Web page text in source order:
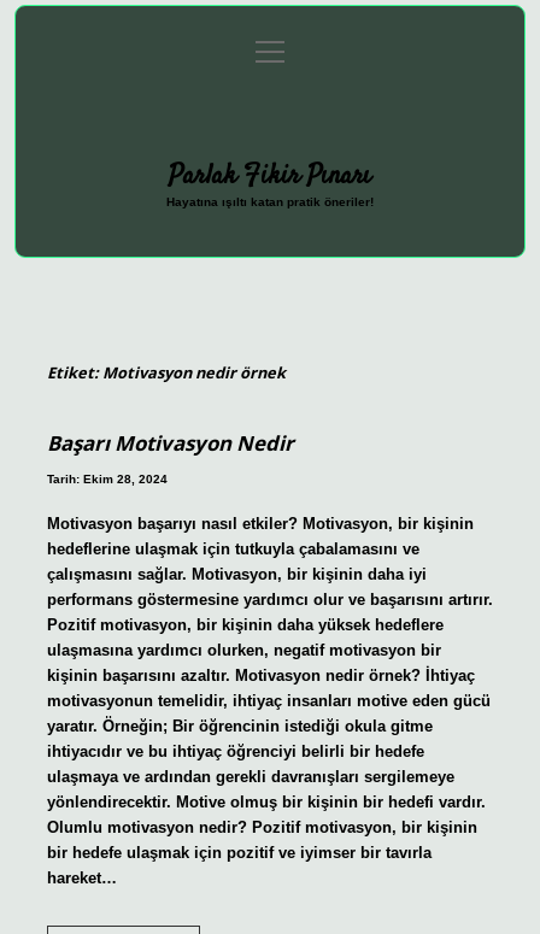
Gizlilik Politikası
menüyü
aç
Parlak Fikir Pınarı
Hayatına ışıltı katan pratik öneriler!
Etiket:Motivasyon nedir örnek
Başarı Motivasyon Nedir
Tarih: Ekim 28, 2024
Motivasyon başarıyı nasıl etkiler? Motivasyon, bir kişinin
hedeflerine ulaşmak için tutkuyla çabalamasını ve
çalışmasını sağlar. Motivasyon, bir kişinin daha iyi
performans göstermesine yardımcı olur ve başarısını artırır.
Pozitif motivasyon, bir kişinin daha yüksek hedeflere
ulaşmasına yardımcı olurken, negatif motivasyon bir
kişinin başarısını azaltır. Motivasyon nedir örnek? İhtiyaç
motivasyonun temelidir, ihtiyaç insanları motive eden gücü
yaratır. Örneğin; Bir öğrencinin istediği okula gitme
ihtiyacıdır ve bu ihtiyaç öğrenciyi belirli bir hedefe
ulaşmaya ve ardından gerekli davranışları sergilemeye
yönlendirecektir. Motive olmuş bir kişinin bir hedefi vardır.
Olumlu motivasyon nedir? Pozitif motivasyon, bir kişinin
bir hedefe ulaşmak için pozitif ve iyimser bir tavırla
hareket…